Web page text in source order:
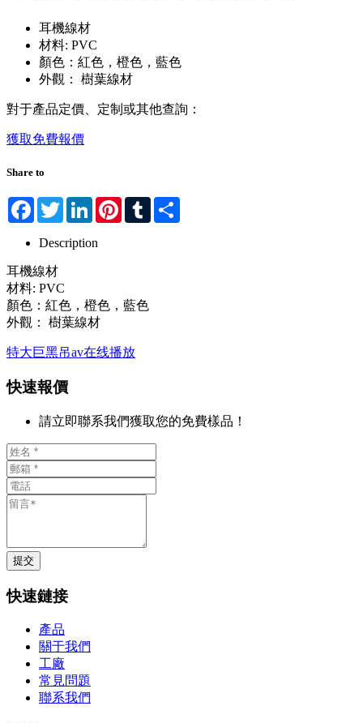
耳機線材
材料: PVC
顏色：紅色，橙色，藍色
外觀： 樹葉線材
對于產品定價、定制或其他查詢：
獲取免費報價
Share to
FacebookTwitterLinkedInPinterestTumblr
Description
耳機線材
材料: PVC
顏色：紅色，橙色，藍色
外觀： 樹葉線材
特大巨黑吊av在线播放
快速報價
請立即聯系我們獲取您的免費樣品！
提交
快速鏈接
產品
關于我們
工廠
常見問題
聯系我們